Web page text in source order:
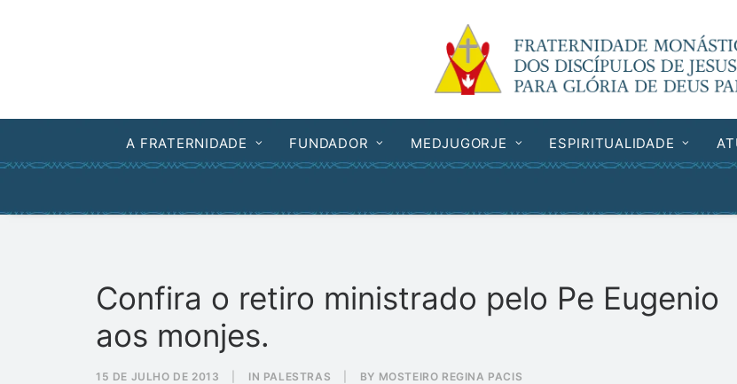
A FRATERNIDADE FUNDADOR MEDJUGORJE ESPIRITUALIDADE
Confira o retiro ministrado pelo Pe Eugenio
aos monjes.
15 DE JULHO DE 2013 IN PALESTRAS BY MOSTEIRO REGINA PACIS